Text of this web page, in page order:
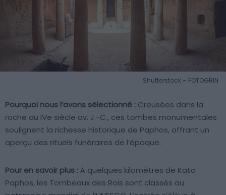
Shutterstock – FOTOGRIN
Pourquoi nous l’avons sélectionné : Creusées dans la
roche au IVe siècle av. J.-C., ces tombes monumentales
soulignent la richesse historique de Paphos, offrant un
aperçu des rituels funéraires de l’époque.
Pour en savoir plus :À quelques kilomètres de Kato
Paphos, les Tombeaux des Rois sont classés au